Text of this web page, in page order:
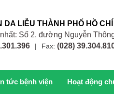
DA LIỄU THÀNH PHỐ HỒ
Số 2, đường Nguyễn
| Fax: (028)
tức bệnh viện Hoạt động